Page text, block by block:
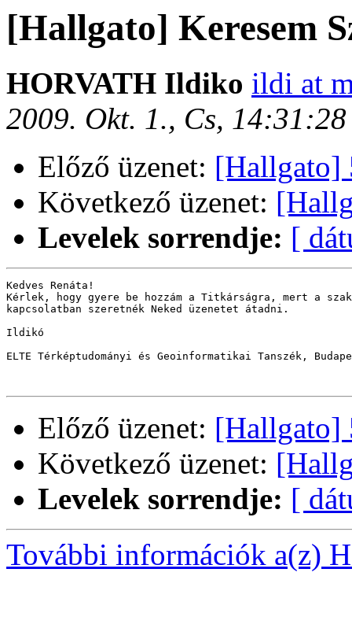
[Hallgato] Keresem
HORVATH Ildiko ildi at
2009. Okt. 1., Cs, 14:31:28
Előző üzenet: [Hallgato]
Következő üzenet:
Levelek sorrendje: [
Kedves Renáta!
Kérlek, hogy gyere be hozzám a Titkárságra, mert a
kapcsolatban szeretnék Neked üzenetet átadni.
Ildikó
ELTE Térképtudományi és Geoinformatikai Tanszék,
Előző üzenet: [Hallgato]
Következő üzenet:
Levelek sorrendje: [
További információk a(z)